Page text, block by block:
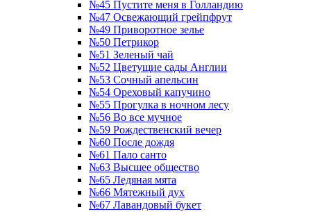
№45 Пустите меня в Голландию
№47 Освежающий грейпфрут
№49 Приворотное зелье
№50 Петрикор
№51 Зеленый чай
№52 Цветущие сады Англии
№53 Сочный апельсин
№54 Ореховый капучино
№55 Прогулка в ночном лесу
№56 Во все мучное
№59 Рождественский вечер
№60 После дождя
№61 Пало санто
№63 Высшее общество
№65 Ледяная мята
№66 Мятежный дух
№67 Лавандовый букет